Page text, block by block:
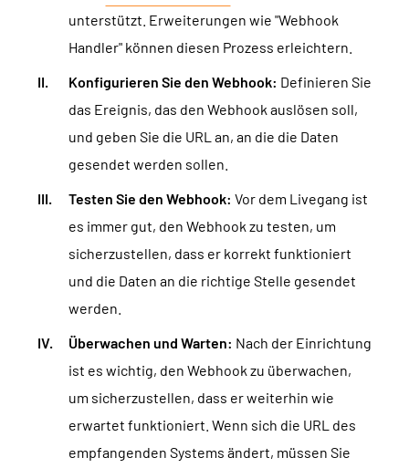
unterstützt. Erweiterungen wie "Webhook
Handler" können diesen Prozess erleichtern.
Konfigurieren Sie den Webhook: Definieren Sie
das Ereignis, das den Webhook auslösen soll,
und geben Sie die URL an, an die die Daten
gesendet werden sollen.
Testen Sie den Webhook: Vor dem Livegang ist
es immer gut, den Webhook zu testen, um
sicherzustellen, dass er korrekt funktioniert
und die Daten an die richtige Stelle gesendet
werden.
Überwachen und Warten: Nach der Einrichtung
ist es wichtig, den Webhook zu überwachen,
um sicherzustellen, dass er weiterhin wie
erwartet funktioniert. Wenn sich die URL des
empfangenden Systems ändert, müssen Sie